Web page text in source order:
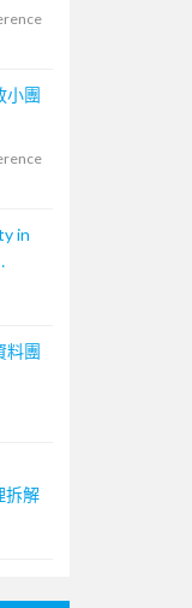
小團
in
料團
拆解